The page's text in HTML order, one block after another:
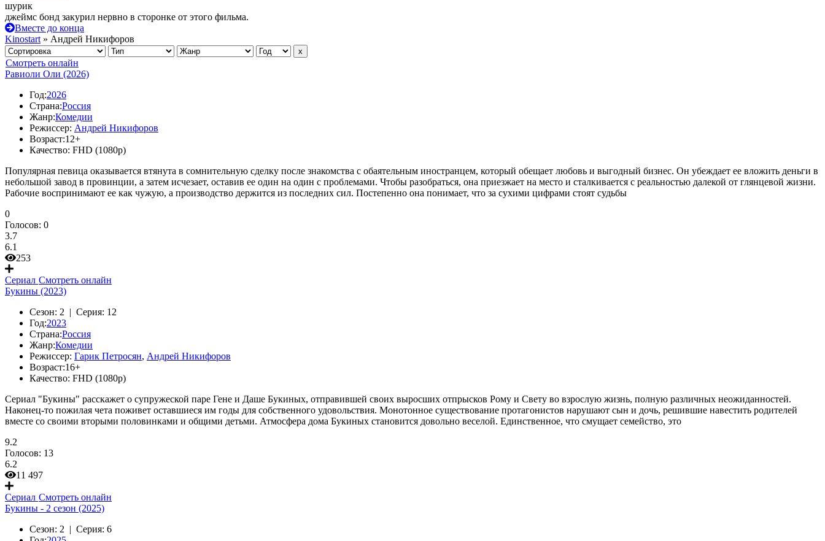
шурик
джеймс бонд закурил нервно в сторонке от этого фильма.
Вместе до конца
Kinostart » Андрей Никифоров
Смотреть онлайн
Равиоли Оли (2026)
Год:2026
Страна:Россия
Жанр:Комедии
Режиссер: Андрей Никифоров
Возраст:12+
Качество: FHD (1080p)
Популярная певица оказывается втянута в сомнительную сделку после знакомства с обаятельным иностранцем, который обещает любовь и выгодный бизнес. Он убеждает ее вложить деньги в
небольшой завод в провинции, а затем исчезает, оставив ее один на один с проблемами. Чтобы разобраться, она приезжает на место и сталкивается с реальностью далекой от глянцевой жизни.
Рабочие воспринимают ее как чужую, а производство держится из последних сил. Постепенно она понимает, что за сухими цифрами стоят судьбы
0
Голосов: 0
3.7
6.1
253
Сериал Смотреть онлайн
Букины (2023)
Сезон: 2 | Серия: 12
Год:2023
Страна:Россия
Жанр:Комедии
Режиссер: Гарик Петросян, Андрей Никифоров
Возраст:16+
Качество: FHD (1080p)
Сериал "Букины" расскажет о супружеской паре Гене и Даше Букиных, отправившей своих выросших отпрысков Рому и Свету во взрослую жизнь, полную различных неожиданностей.
Наконец-то пожилая чета поживет оставшиеся им годы для собственного удовольствия. Монотонное существование протагонистов нарушают сын и дочь, решившие навестить родителей
вместе со своими вторыми половинками и общими детьми. Атмосфера дома Букиных становится довольно веселой. Единственное, что смущает семейство, это
9.2
Голосов: 13
6.2
11 497
Сериал Смотреть онлайн
Букины - 2 сезон (2025)
Сезон: 2 | Серия: 6